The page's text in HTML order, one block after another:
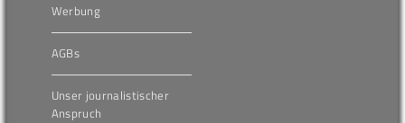
Werbung
AGBs
Unser journalistischer
Anspruch